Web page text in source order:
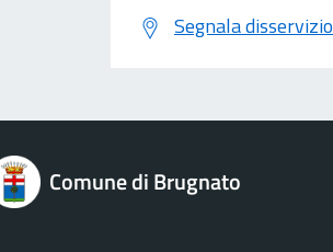
Segnala disservizio
Comune di Brugnato